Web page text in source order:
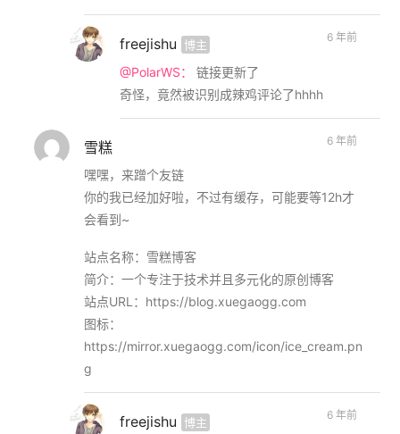
freejishu 博主
@PolarWS：
链接更新了
奇怪，竟然被识别成辣鸡评论了hhhh
6 年前
雪糕
嘿嘿，来蹭个友链
你的我已经加好啦，不过有缓存，可能要等12h才
会看到~
站点名称：雪糕博客
简介：一个专注于技术并且多元化的原创博客
站点URL：https://blog.xuegaogg.com
图标：
https://mirror.xuegaogg.com/icon/ice_cream.pn
g
6 年前
freejishu 博主
6 年前